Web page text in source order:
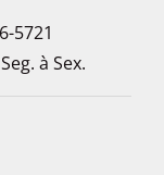
5721
à Sex.